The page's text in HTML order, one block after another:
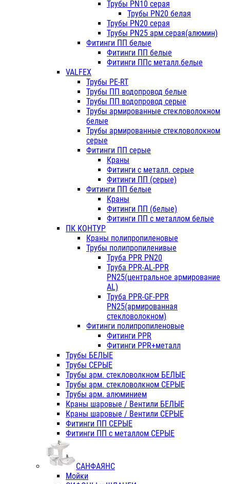
Трубы PN10 серая
Трубы PN20 белая
Трубы PN20 серая
Трубы PN25 арм.серая(алюмин)
Фитинги ПП белые
Фитинги ПП белые
Фитинги ППс металл.белые
VALFEX
Трубы PE-RT
Трубы ПП водопровод белые
Трубы ПП водопровод серые
Трубы армированные стекловолокном
белые
Трубы армированные стекловолокном
серые
Фитинги ПП серые
Краны
Фитинги с металл. серые
Фитинги ПП (серые)
Фитинги ПП белые
Краны
Фитинги ПП (белые)
Фитинги ПП с металлом белые
ПК КОНТУР
Краны полипропиленовые
Трубы полипропиленивые
Труба PPR PN20
Труба PPR-AL-PPR
PN25(центральное армирование
AL)
Труба PPR-GF-PPR
PN25(армированная
стекловолокном)
Фитинги полипропиленовые
Фитинги PPR
Фитинги PPR+металл
Трубы БЕЛЫЕ
Трубы СЕРЫЕ
Трубы арм. стекловолкном БЕЛЫЕ
Трубы арм. стекловолкном СЕРЫЕ
Трубы арм. алюминием
Краны шаровые / Вентили БЕЛЫЕ
Краны шаровые / Вентили СЕРЫЕ
Фитинги ПП СЕРЫЕ
Фитинги ПП с металлом СЕРЫЕ
САНФАЯНС
Мойки